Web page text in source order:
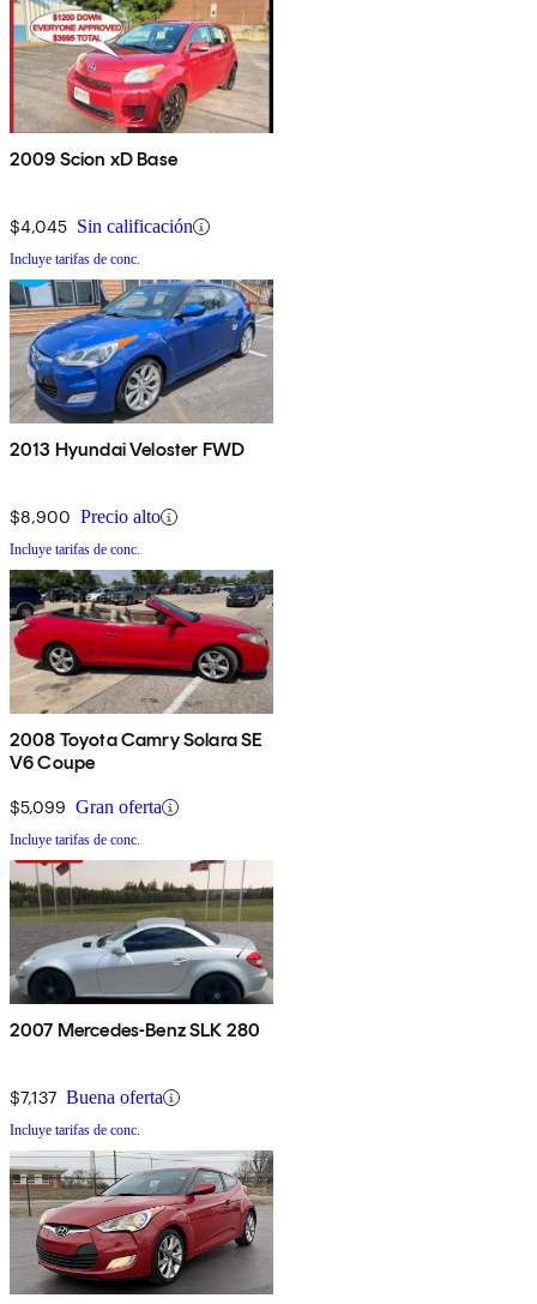
2009 Scion xD Base
$4,045 Sin calificación
Incluye tarifas de conc.
2013 Hyundai Veloster FWD
$8,900 Precio alto
Incluye tarifas de conc.
2008 Toyota Camry Solara SE
V6 Coupe
$5,099 Gran oferta
Incluye tarifas de conc.
2007 Mercedes-Benz SLK 280
$7,137 Buena oferta
Incluye tarifas de conc.